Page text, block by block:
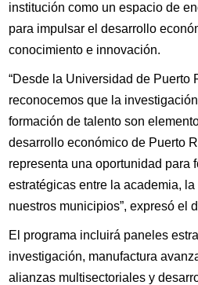
institución como un espacio de
para impulsar el desarrollo
conocimiento e innovación.
“Desde la Universidad de Puerto
reconocemos que la
formación de talento son
desarrollo económico de Puerto
representa una oportunidad para
estratégicas entre la academia,
nuestros municipios”, expresó el
El programa incluirá paneles
investigación, manufactura
alianzas multisectoriales y